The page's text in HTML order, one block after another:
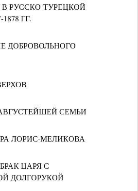
В РУССКО-ТУРЕЦКОЙ
ГГ.
ДОБРОВОЛЬНОГО
СЕМЬИ
ЛОРИС-МЕЛИКОВА
ЦАРЯ С
ДОЛГОРУКОЙ